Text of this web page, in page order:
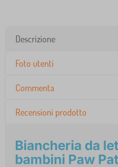
Descrizione
Foto utenti
Commenta
Recensioni prodotto
Biancheria da
bambini Paw